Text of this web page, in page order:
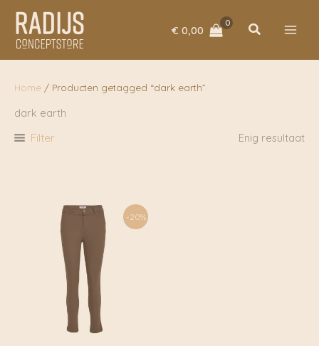
naar
inhoud
€ 0,00 Zoeken
Home / Producten getagged “dark earth”
dark earth
Filter Enig resultaat
-20%